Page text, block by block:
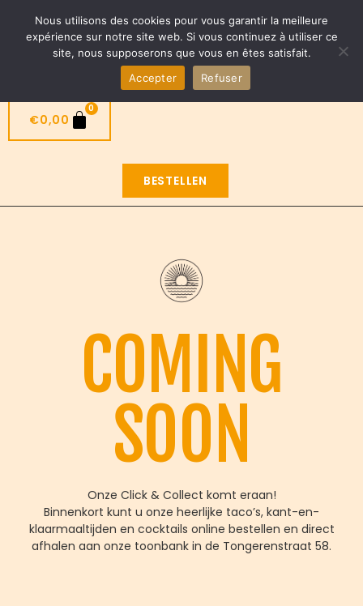
€0,00
0
BESTELLEN
COMING
SOON
Onze Click & Collect komt eraan!
Binnenkort kunt u onze heerlijke taco’s, kant-en-
klaarmaaltijden en cocktails online bestellen en direct
afhalen aan onze toonbank in de Tongerenstraat 58.
Nous utilisons des cookies pour vous garantir la meilleure
expérience sur notre site web. Si vous continuez à utiliser ce
site, nous supposerons que vous en êtes satisfait.
Accepter
Refuser